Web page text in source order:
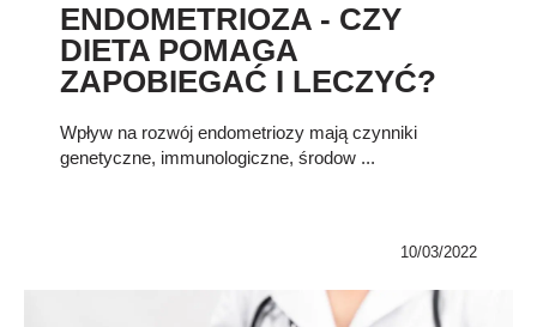
ENDOMETRIOZA - CZY
DIETA POMAGA
ZAPOBIEGAĆ I LECZYĆ?
Wpływ na rozwój endometriozy mają czynniki
genetyczne, immunologiczne, środow ...
10/03/2022